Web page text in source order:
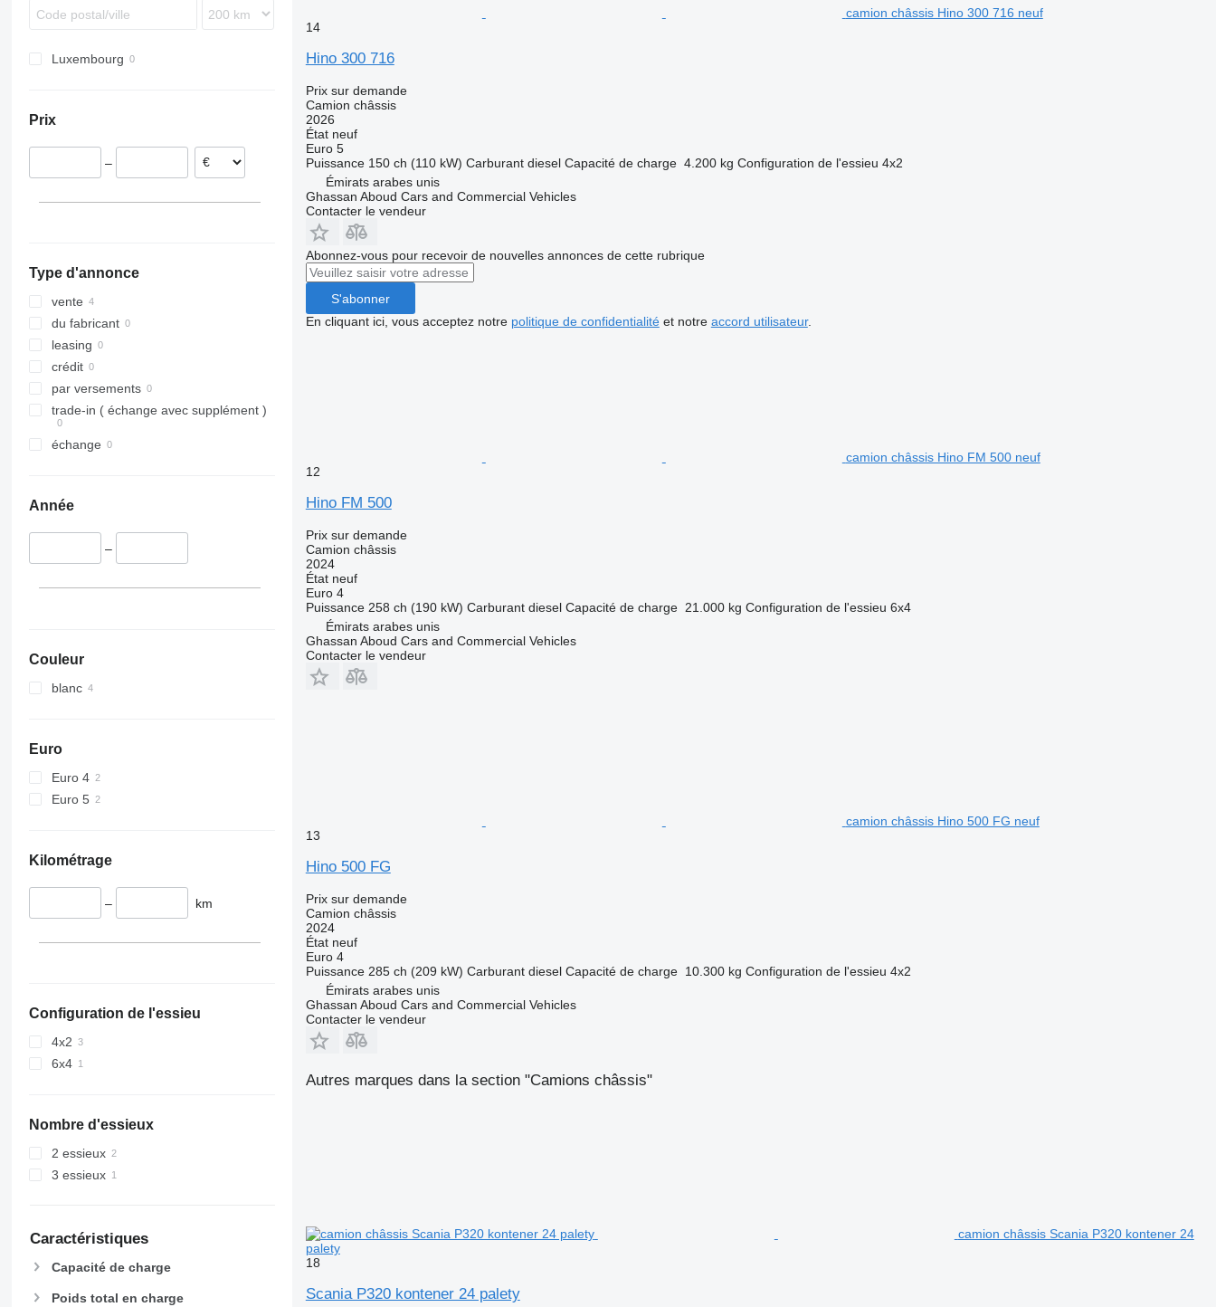
Sprinter
Vario
Midlum
T-series
Terberg
Luxembourg
Prix
–
Type d'annonce
vente
du fabricant
leasing
crédit
par versements
trade-in ( échange avec supplément )
échange
Année
–
Couleur
blanc
Euro
Euro 4
Euro 5
Kilométrage
– km
Configuration de l'essieu
4x2
6x4
Nombre d'essieux
2 essieux
3 essieux
Caractéristiques
Capacité de charge
Poids total en charge
camion châssis Hino 300 716 neuf
14
Hino 300 716
Prix sur demande
Camion châssis
2026
Étatneuf
Euro 5
Puissance 150 ch (110 kW) Carburant diesel Capacité de charge 4.200 kg Configuration de l'essieu 4x2
Émirats arabes unis
Ghassan Aboud Cars and Commercial Vehicles
Contacter le vendeur
Abonnez-vous pour recevoir de nouvelles annonces de cette rubrique
S'abonner
En cliquant ici, vous acceptez notre politique de confidentialitéet notre accord utilisateur.
camion châssis Hino FM 500 neuf
12
Hino FM 500
Prix sur demande
Camion châssis
2024
Étatneuf
Euro 4
Puissance 258 ch (190 kW) Carburant diesel Capacité de charge 21.000 kg Configuration de l'essieu 6x4
Émirats arabes unis
Ghassan Aboud Cars and Commercial Vehicles
Contacter le vendeur
camion châssis Hino 500 FG neuf
13
Hino 500 FG
Prix sur demande
Camion châssis
2024
Étatneuf
Euro 4
Puissance 285 ch (209 kW) Carburant diesel Capacité de charge 10.300 kg Configuration de l'essieu 4x2
Émirats arabes unis
Ghassan Aboud Cars and Commercial Vehicles
Contacter le vendeur
Autres marques dans la section "Camions châssis"
camion châssis Scania P320 kontener 24
palety
18
Scania P320 kontener 24 palety